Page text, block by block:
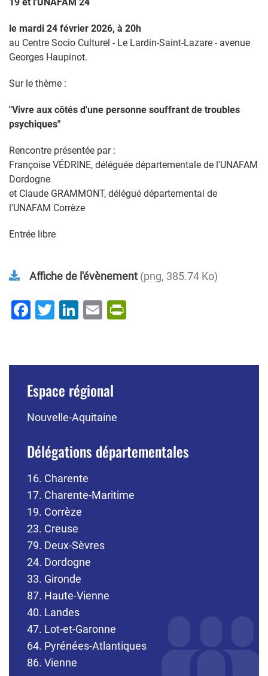
le mardi 24 février 2026, à 20h
au Centre Socio Culturel - Le Lardin-Saint-Lazare - avenue
Georges Haupinot.
Sur le thème :
"Vivre aux côtés d'une personne souffrant de troubles
psychiques"
Rencontre présentée par :
Françoise VÉDRINE, déléguée départementale de l'UNAFAM
Dordogne
et Claude GRAMMONT, délégué départemental de
l'UNAFAM Corrèze
Entrée libre
Affiche de l'évènement png, 385.74 Ko
Facebook
Twitter
LinkedIn
Email
Espace régional
Nouvelle-Aquitaine
Délégations départementales
16. Charente
17. Charente-Maritime
19. Corrèze
23. Creuse
79. Deux-Sèvres
24. Dordogne
33. Gironde
87. Haute-Vienne
40. Landes
47. Lot-et-Garonne
64. Pyrénées-Atlantiques
86. Vienne